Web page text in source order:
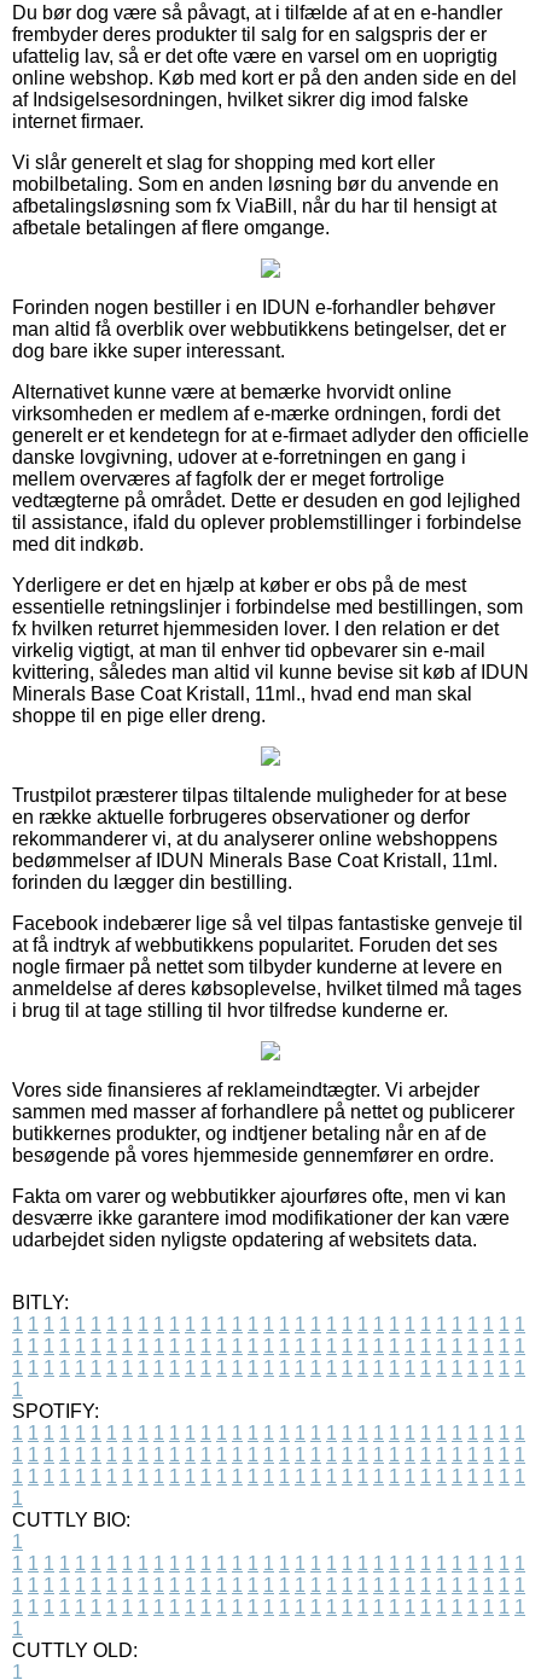
Du bør dog være så påvagt, at i tilfælde af at en e-handler
frembyder deres produkter til salg for en salgspris der er
ufattelig lav, så er det ofte være en varsel om en uoprigtig
online webshop. Køb med kort er på den anden side en del
af Indsigelsesordningen, hvilket sikrer dig imod falske
internet firmaer.
Vi slår generelt et slag for shopping med kort eller
mobilbetaling. Som en anden løsning bør du anvende en
afbetalingsløsning som fx ViaBill, når du har til hensigt at
afbetale betalingen af flere omgange.
Forinden nogen bestiller i en IDUN e-forhandler behøver
man altid få overblik over webbutikkens betingelser, det er
dog bare ikke super interessant.
Alternativet kunne være at bemærke hvorvidt online
virksomheden er medlem af e-mærke ordningen, fordi det
generelt er et kendetegn for at e-firmaet adlyder den officielle
danske lovgivning, udover at e-forretningen en gang i
mellem overværes af fagfolk der er meget fortrolige
vedtægterne på området. Dette er desuden en god lejlighed
til assistance, ifald du oplever problemstillinger i forbindelse
med dit indkøb.
Yderligere er det en hjælp at køber er obs på de mest
essentielle retningslinjer i forbindelse med bestillingen, som
fx hvilken returret hjemmesiden lover. I den relation er det
virkelig vigtigt, at man til enhver tid opbevarer sin e-mail
kvittering, således man altid vil kunne bevise sit køb af IDUN
Minerals Base Coat Kristall, 11ml., hvad end man skal
shoppe til en pige eller dreng.
Trustpilot præsterer tilpas tiltalende muligheder for at bese
en række aktuelle forbrugeres observationer og derfor
rekommanderer vi, at du analyserer online webshoppens
bedømmelser af IDUN Minerals Base Coat Kristall, 11ml.
forinden du lægger din bestilling.
Facebook indebærer lige så vel tilpas fantastiske genveje til
at få indtryk af webbutikkens popularitet. Foruden det ses
nogle firmaer på nettet som tilbyder kunderne at levere en
anmeldelse af deres købsoplevelse, hvilket tilmed må tages
i brug til at tage stilling til hvor tilfredse kunderne er.
Vores side finansieres af reklameindtægter. Vi arbejder
sammen med masser af forhandlere på nettet og publicerer
butikkernes produkter, og indtjener betaling når en af de
besøgende på vores hjemmeside gennemfører en ordre.
Fakta om varer og webbutikker ajourføres ofte, men vi kan
desværre ikke garantere imod modifikationer der kan være
udarbejdet siden nyligste opdatering af websitets data.
BITLY:
1 1 1 1 1 1 1 1 1 1 1 1 1 1 1 1 1 1 1 1 1 1 1 1 1 1 1 1 1 1 1 1 1
1 1 1 1 1 1 1 1 1 1 1 1 1 1 1 1 1 1 1 1 1 1 1 1 1 1 1 1 1 1 1 1 1
1 1 1 1 1 1 1 1 1 1 1 1 1 1 1 1 1 1 1 1 1 1 1 1 1 1 1 1 1 1 1 1 1
1
SPOTIFY:
1 1 1 1 1 1 1 1 1 1 1 1 1 1 1 1 1 1 1 1 1 1 1 1 1 1 1 1 1 1 1 1 1
1 1 1 1 1 1 1 1 1 1 1 1 1 1 1 1 1 1 1 1 1 1 1 1 1 1 1 1 1 1 1 1 1
1 1 1 1 1 1 1 1 1 1 1 1 1 1 1 1 1 1 1 1 1 1 1 1 1 1 1 1 1 1 1 1 1
1
CUTTLY BIO:
1
1 1 1 1 1 1 1 1 1 1 1 1 1 1 1 1 1 1 1 1 1 1 1 1 1 1 1 1 1 1 1 1 1
1 1 1 1 1 1 1 1 1 1 1 1 1 1 1 1 1 1 1 1 1 1 1 1 1 1 1 1 1 1 1 1 1
1 1 1 1 1 1 1 1 1 1 1 1 1 1 1 1 1 1 1 1 1 1 1 1 1 1 1 1 1 1 1 1 1
1
CUTTLY OLD:
1